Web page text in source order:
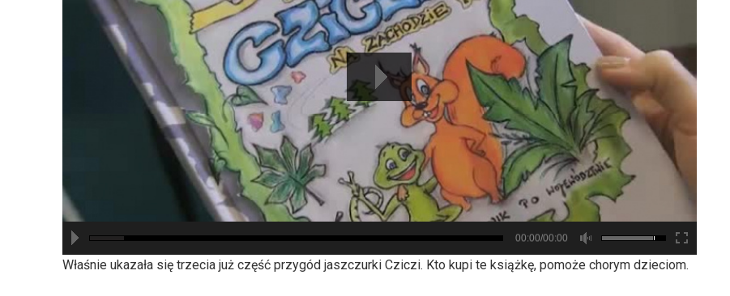
hd2880
hd2160
hd2160
hd1440
highres
hd1080
hd720
large
medium
small
tiny
00:00/00:00
Właśnie ukazała się trzecia już część przygód jaszczurki Cziczi. Kto kupi te książkę, pomoże chorym dzieciom.